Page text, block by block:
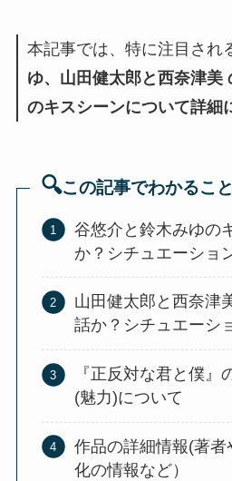
本記事では、特に注目され
ゆ、山田健太郎と西奈津美
のキスシーンについて詳細
🔍この記事でわかること
谷悠介と鈴木みゆの
か？シチュエーショ
山田健太郎と西奈津
話か？シチュエーシ
『正反対な君と僕』
(魅力)について
作品の詳細情報(著者
化の情報など）